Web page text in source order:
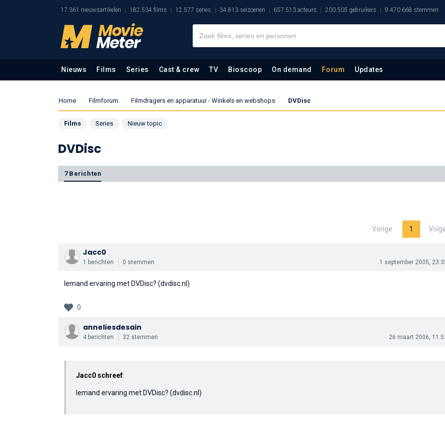
17.361 nieuwsartikelen 182.534 films 12.577 series 34.813 seizoenen 657.513 acteurs 200.505 gebruikers 9.470.668 stemmen
Nieuws Films Series Cast & crew TV Bioscoop On demand Forum Updates
Home Filmforum Filmdragers en apparatuur - Winkels en webshops DVDisc
Films Series Nieuw topic
DVDisc
7 Berichten
Vorige 1
Jacc0
1 berichten 0 stemmen 1 september 2005,
Iemand ervaring met DVDisc? (dvdisc.nl)
0
anneliesdesain
4 berichten 32 stemmen 26 maart 2006,
Jacc0 schreef:
Iemand ervaring met DVDisc? (dvdisc.nl)